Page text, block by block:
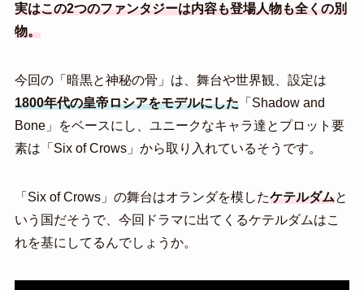
実はこの2つのファンタジーは内容も登場人物も全くの別
物。
今回の「暗黒と神秘の骨」は、舞台や世界観、設定は
1800年代の皇帝ロシアをモデルにした「Shadow and
Bone」をベースにし、ユニークなキャラ達とプロット要
素は「Six of Crows」から取り入れているそうです。
「Six of Crows」の舞台はオランダを模したケテルダムと
いう国だそうで、今回ドラマに出てくるケテルダムはこ
れを基にしてるんでしょうか。